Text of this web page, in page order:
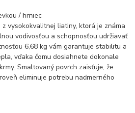
/ hrniec
vysokokvalitnej liatiny, ktorá je známa
vodivosťou a schopnosťou udržiavať
6,68 kg vám garantuje stabilitu a
vďaka čomu dosiahnete dokonale
Smaltovaný povrch zaisťuje, že
eliminuje potrebu nadmerného